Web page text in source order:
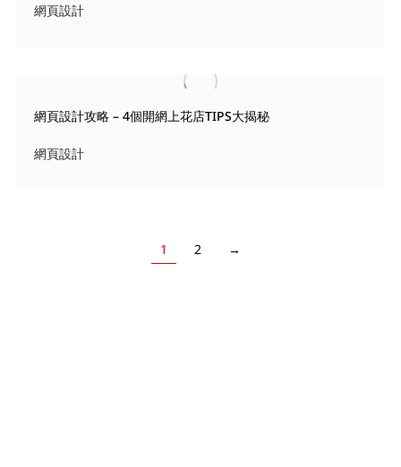
網頁設計
網頁設計攻略 – 4個開網上花店TIPS大揭秘
網頁設計
1 2 →